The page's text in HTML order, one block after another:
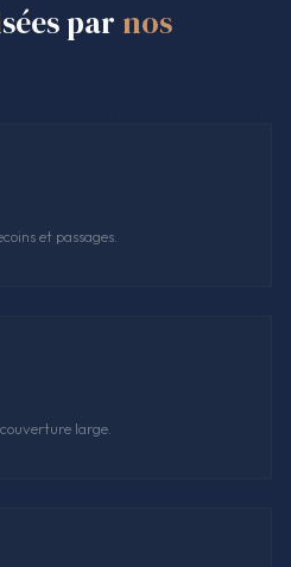
par nos
et passages.
large.